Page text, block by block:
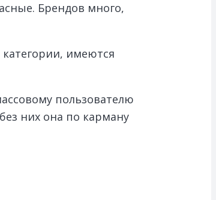
Брендов много,
имеются
пользователю
них она по карману